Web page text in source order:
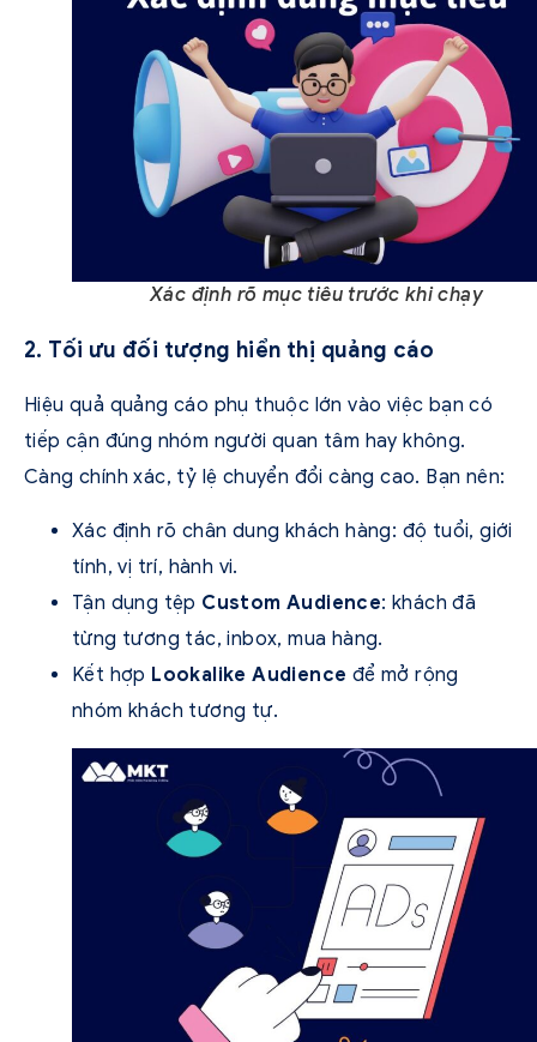
Xác định rõ mục tiêu trước khi chạy
2. Tối ưu đối tượng hiển thị quảng cáo
Hiệu quả quảng cáo phụ thuộc lớn vào việc bạn có
tiếp cận đúng nhóm người quan tâm hay không.
Càng chính xác, tỷ lệ chuyển đổi càng cao. Bạn nên:
Xác định rõ chân dung khách hàng: độ tuổi, giới
tính, vị trí, hành vi.
Tận dụng tệp Custom Audience: khách đã
từng tương tác, inbox, mua hàng.
Kết hợp Lookalike Audience để mở rộng
nhóm khách tương tự.